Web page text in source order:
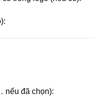
nếu đã chọn):